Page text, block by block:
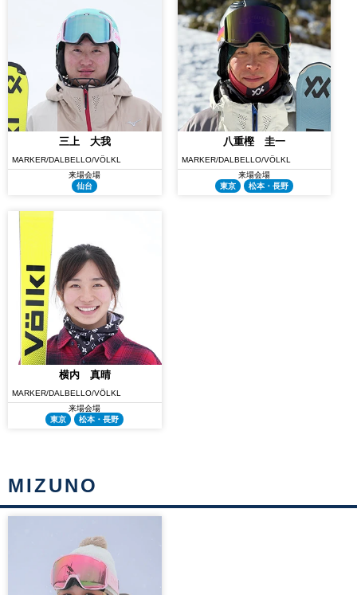
三上 大我
MARKER/DALBELLO/VÖLKL
来場会場
仙台
八重樫 圭一
MARKER/DALBELLO/VÖLKL
来場会場
東京
松本・長野
横内 真晴
MARKER/DALBELLO/VÖLKL
来場会場
東京
松本・長野
MIZUNO